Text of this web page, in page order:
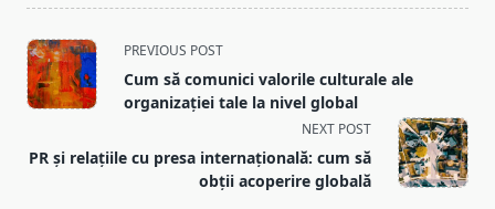
<span
class="nav-
subtitle
reader-
PREVIOUS POST
Cum să comunici valorile culturale ale
organizației tale la nivel global
NEXT POST
PR și relațiile cu presa internațională: cum să
obții acoperire globală